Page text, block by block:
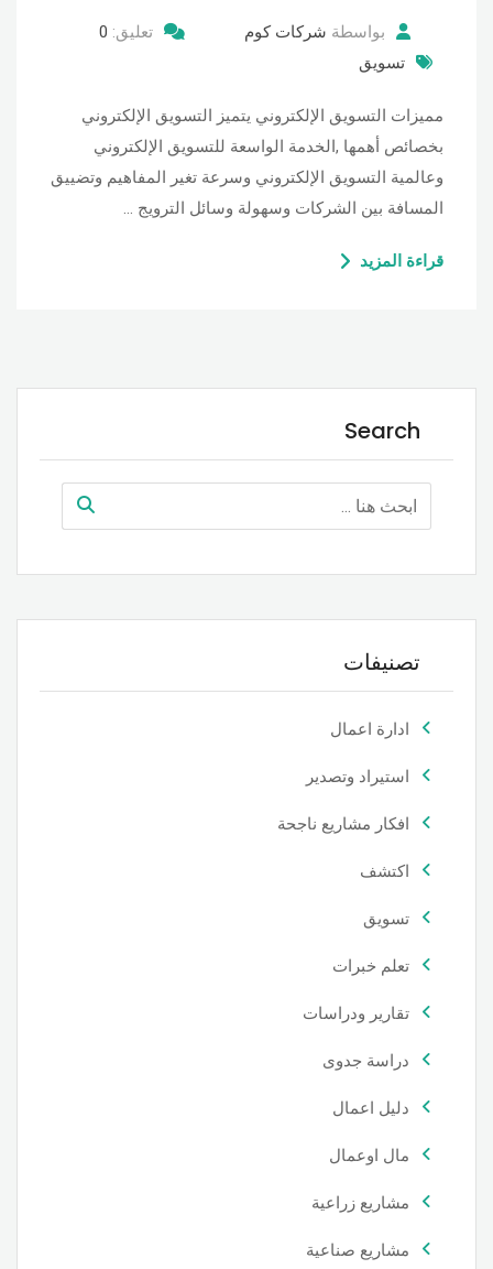
بواسطة شركات كوم تعليق: 0
تسويق
مميزات التسويق الإلكتروني يتميز التسويق الإلكتروني
بخصائص أهمها ,الخدمة الواسعة للتسويق الإلكتروني
وعالمية التسويق الإلكتروني وسرعة تغير المفاهيم وتضييق
المسافة بين الشركات وسهولة وسائل الترويج …
قراءة المزيد
Search
تصنيفات
ادارة اعمال
استيراد وتصدير
افكار مشاريع ناجحة
اكتشف
تسويق
تعلم خبرات
تقارير ودراسات
دراسة جدوى
دليل اعمال
مال اوعمال
مشاريع زراعية
مشاريع صناعية